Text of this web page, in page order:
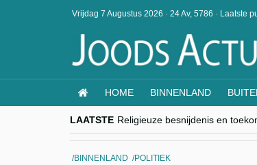
Vrijdag 7 Augustus 2026 · 24 Av, 5786 · Laatste
HOME BINNENLAND
LAATSTE goKosher lanceert nieuwe
Religieuze besnijdenis en
“Besnijdenisdebat toont hoe
CITYTRIP | ROEMENIË –
BINNENLAND POLITIEK